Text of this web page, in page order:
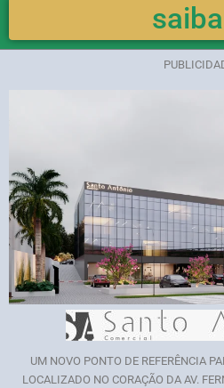
UM NOVO PONTO DE REFERÊNCIA
LOCALIZADO NO CORAÇÃO DA AV.